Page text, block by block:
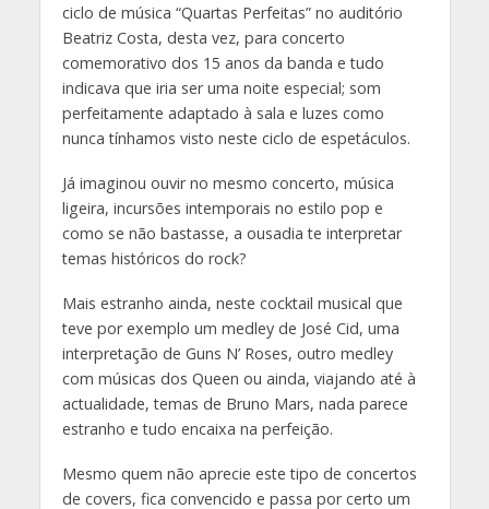
ciclo de música “Quartas Perfeitas” no auditório
Beatriz Costa, desta vez, para concerto
comemorativo dos 15 anos da banda e tudo
indicava que iria ser uma noite especial; som
perfeitamente adaptado à sala e luzes como
nunca tínhamos visto neste ciclo de espetáculos.
Já imaginou ouvir no mesmo concerto, música
ligeira, incursões intemporais no estilo pop e
como se não bastasse, a ousadia te interpretar
temas históricos do rock?
Mais estranho ainda, neste cocktail musical que
teve por exemplo um medley de José Cid, uma
interpretação de Guns N’ Roses, outro medley
com músicas dos Queen ou ainda, viajando até à
actualidade, temas de Bruno Mars, nada parece
estranho e tudo encaixa na perfeição.
Mesmo quem não aprecie este tipo de concertos
de covers, fica convencido e passa por certo um